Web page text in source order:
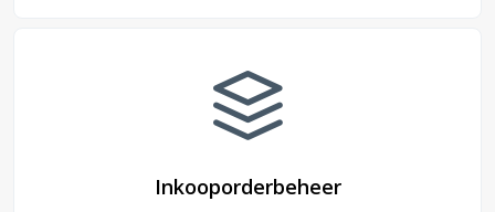
Inkooporderbeheer